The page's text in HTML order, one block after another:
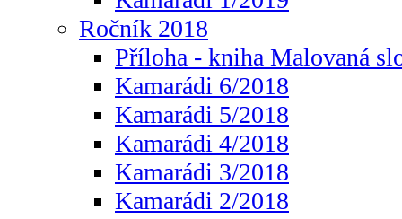
Ročník 2018
Příloha - kniha Malovaná
Kamarádi 6/2018
Kamarádi 5/2018
Kamarádi 4/2018
Kamarádi 3/2018
Kamarádi 2/2018